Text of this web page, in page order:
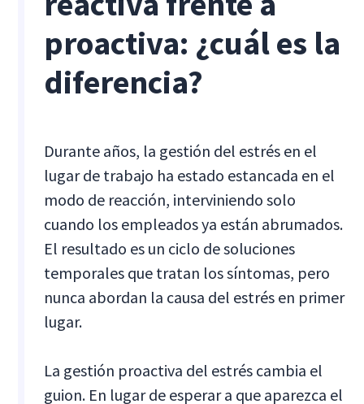
proactiva: ¿cuál es la
diferencia?
Durante años, la gestión del estrés en el
lugar de trabajo ha estado estancada en el
modo de reacción, interviniendo solo
cuando los empleados ya están abrumados.
El resultado es un ciclo de soluciones
temporales que tratan los síntomas, pero
nunca abordan la causa del estrés en primer
lugar.
La gestión proactiva del estrés cambia el
guion. En lugar de esperar a que aparezca el